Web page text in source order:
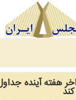
هفته آینده